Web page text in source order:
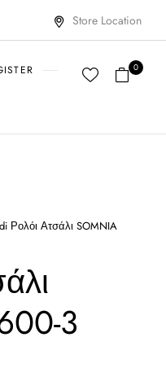
Store Location
0
Ρολόι Ατσάλι SOMNIA
3